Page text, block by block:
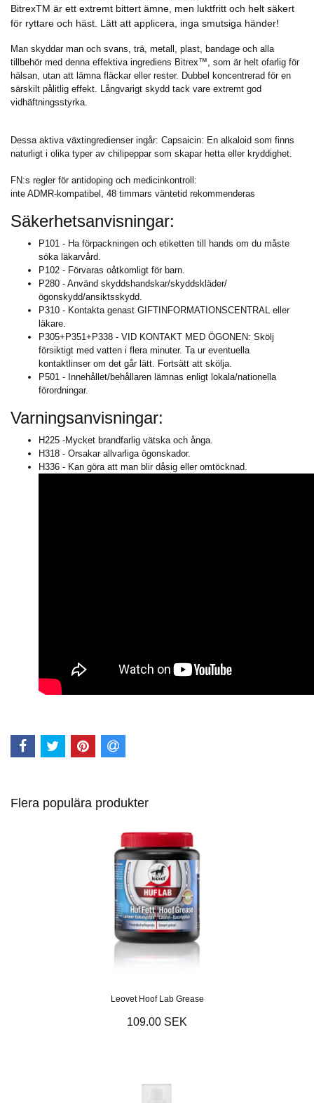
BitrexTM är ett extremt bittert ämne, men luktfritt och helt säkert
för ryttare och häst. Lätt att applicera, inga smutsiga händer!
Man skyddar man och svans, trä, metall, plast, bandage och alla
tillbehör med denna effektiva ingrediens Bitrex™, som är helt ofarlig för
hälsan, utan att lämna fläckar eller rester. Dubbel koncentrerad för en
särskilt pålitlig effekt. Långvarigt skydd tack vare extremt god
vidhäftningsstyrka.
Dessa aktiva växtingredienser ingår: Capsaicin: En alkaloid som finns
naturligt i olika typer av chilipeppar som skapar hetta eller kryddighet.
FN:s regler för antidoping och medicinkontroll:
inte ADMR-kompatibel, 48 timmars väntetid rekommenderas
Säkerhetsanvisningar:
P101 - Ha förpackningen och etiketten till hands om du måste
söka läkarvård.
P102 - Förvaras oåtkomligt för barn.
P280 - Använd skyddshandskar/skyddskläder/
ögonskydd/ansiktsskydd.
P310 - Kontakta genast GIFTINFORMATIONSCENTRAL eller
läkare.
P305+P351+P338 - VID KONTAKT MED ÖGONEN: Skölj
försiktigt med vatten i flera minuter. Ta ur eventuella
kontaktlinser om det går lätt. Fortsätt att skölja.
P501 - Innehållet/behållaren lämnas enligt lokala/nationella
förordningar.
Varningsanvisningar:
H225 -Mycket brandfarlig vätska och ånga.
H318 - Orsakar allvarliga ögonskador.
H336 - Kan göra att man blir dåsig eller omtöcknad.
Flera populära produkter
Leovet Hoof Lab Grease
109.00 SEK